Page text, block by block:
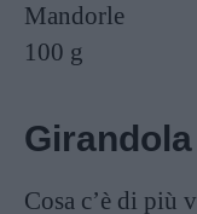
Mandorle
100 g
Cosa c’è di più